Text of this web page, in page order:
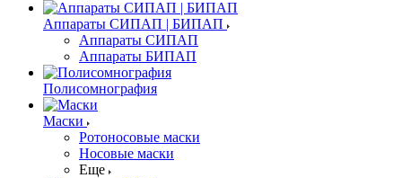
Аппараты СИПАП | БИПАП
Аппараты СИПАП
Аппараты БИПАП
Полисомнография
Маски
Ротоносовые маски
Носовые маски
Еще